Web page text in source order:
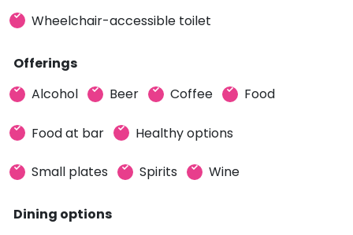
Wheelchair-accessible toilet
Offerings
Alcohol
Beer Coffee Food
Food at bar Healthy options
Small plates Spirits Wine
Dining options